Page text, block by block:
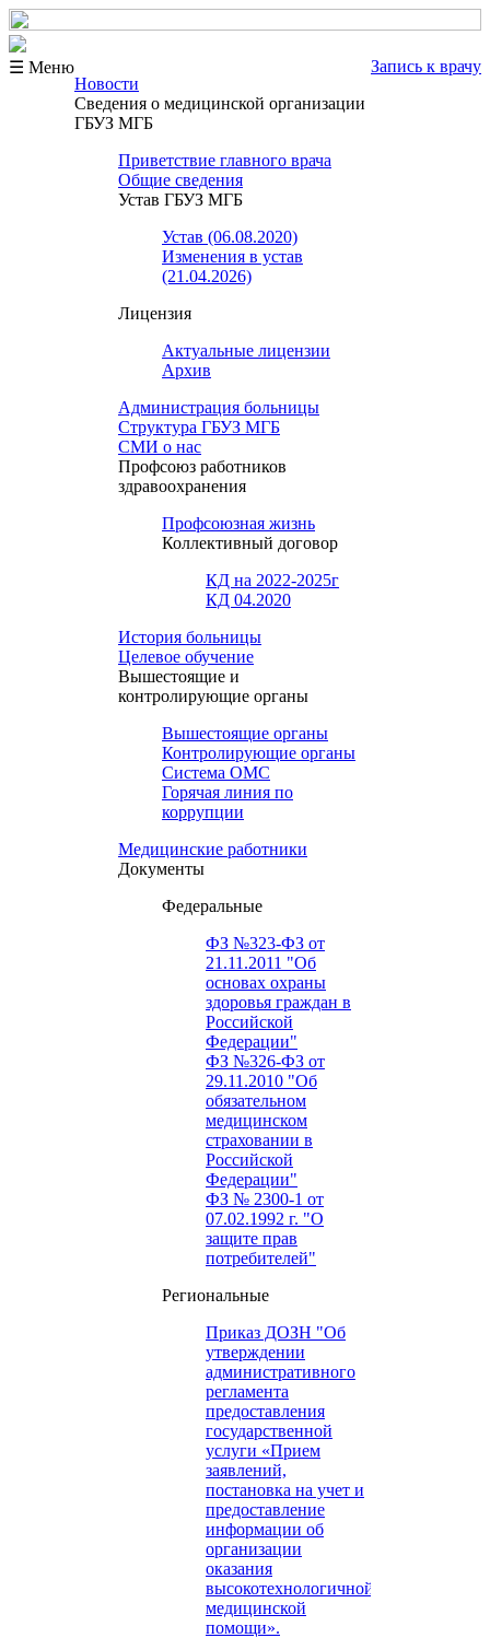
☰ Меню
Запись к врачу
Новости
Сведения о медицинской организации
ГБУЗ МГБ
Приветствие главного врача
Общие сведения
Устав ГБУЗ МГБ
Устав (06.08.2020)
Изменения в устав
(21.04.2026)
Лицензия
Актуальные лицензии
Архив
Администрация больницы
Структура ГБУЗ МГБ
СМИ о нас
Профсоюз работников
здравоохранения
Профсоюзная жизнь
Коллективный договор
КД на 2022-2025г
КД 04.2020
История больницы
Целевое обучение
Вышестоящие и
контролирующие органы
Вышестоящие органы
Контролирующие органы
Система ОМС
Горячая линия по
коррупции
Медицинские работники
Документы
Федеральные
ФЗ №323-ФЗ от
21.11.2011 "Об
основах охраны
здоровья граждан в
Российской
Федерации"
ФЗ №326-ФЗ от
29.11.2010 "Об
обязательном
медицинском
страховании в
Российской
Федерации"
ФЗ № 2300-1 от
07.02.1992 г. "О
защите прав
потребителей"
Региональные
Приказ ДОЗН "Об
утверждении
административного
регламента
предоставления
государственной
услуги «Прием
заявлений,
постановка на учет и
предоставление
информации об
организации
оказания
высокотехнологичной
медицинской
помощи».